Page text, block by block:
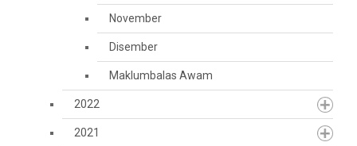
November
Disember
Maklumbalas Awam
2022
2021